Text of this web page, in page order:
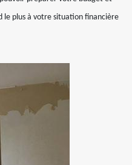
le plus à votre situation financière